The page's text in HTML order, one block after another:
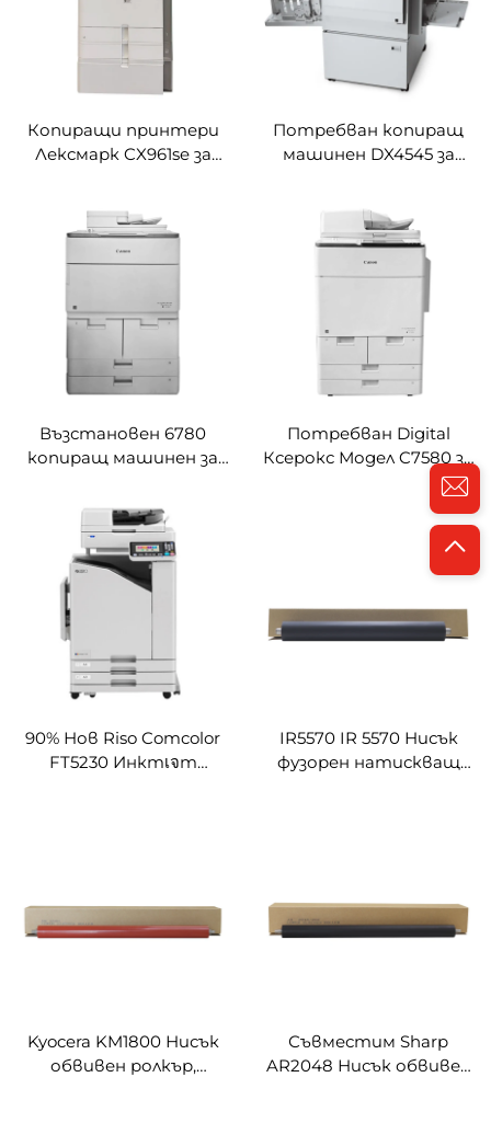
Копиращи принтери
Лексмарк CX961se за
Цвятен цифров
копиралник и принтер
Потребван копиращ
машинен DX4545 за
големи обеми
Копиралник и принтер
Цифров копиралник
Възстановен 6780
копиращ машинен за
ADVANCE DX 6780i
Потребван
копиралник и принтер
Потребван Digital
Ксерокс Модел C7580 за
Canon ImageRUNNER
ADVANCE C7580i
Принтер Ксерокс
90% Нов Riso Comcolor
FT5230 Инктเจт
IR5570 IR 5570 Нисък
фузорен натискващ
Kyocera KM1800 Нисък
обвивен ролкър,
Съвместим Sharp
AR2048 Нисък обвивен